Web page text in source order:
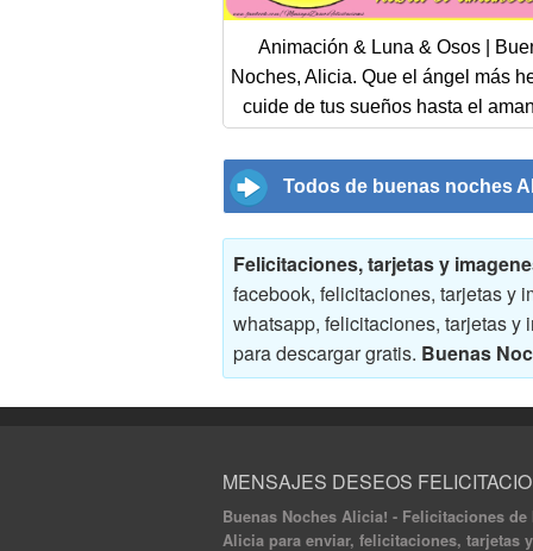
Animación & Luna & Osos |
Noches, Alicia. Que el ángel más
cuide de tus sueños hasta el
Todos de buenas noches
Felicitaciones, tarjetas y
facebook, felicitaciones, tarjetas y
whatsapp, felicitaciones, tarjetas
para descargar gratis. Buenas
MENSAJES DESEOS
Buenas Noches Alicia! - Felicitaciones
Alicia para enviar, felicitaciones, tarjetas